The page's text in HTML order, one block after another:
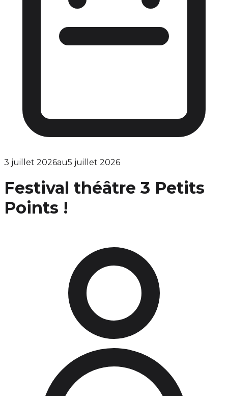
3 juillet 2026au5 juillet 2026
Festival théâtre 3 Petits
Points !